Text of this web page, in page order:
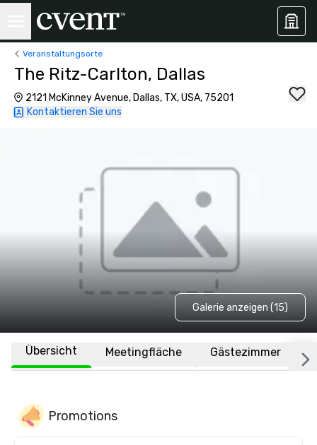
Veranstaltungsorte
The Ritz-Carlton, Dallas
2121 McKinney Avenue, Dallas, TX, USA, 75201
Kontaktieren Sie uns
Galerie anzeigen (15)
Übersicht Meetingfläche Gästezimmer
Promotions